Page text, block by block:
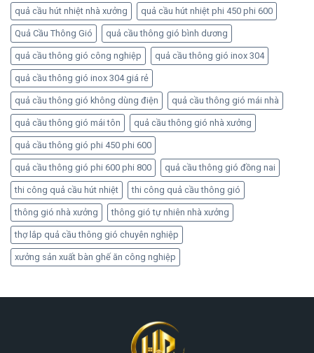
quả cầu hút nhiệt nhà xưởng quả cầu hút nhiệt phi 450 phi 600
Quả Cầu Thông Gió quả cầu thông gió bình dương
quả cầu thông gió công nghiệp quả cầu thông gió inox 304
quả cầu thông gió inox 304 giá rẻ
quả cầu thông gió không dùng điện quả cầu thông gió mái nhà
quả cầu thông gió mái tôn quả cầu thông gió nhà xưởng
quả cầu thông gió phi 450 phi 600
quả cầu thông gió phi 600 phi 800 quả cầu thông gió đồng nai
thi công quả cầu hút nhiệt thi công quả cầu thông gió
thông gió nhà xưởng thông gió tự nhiên nhà xưởng
thợ lắp quả cầu thông gió chuyên nghiệp
xưởng sản xuất bàn ghế ăn công nghiệp